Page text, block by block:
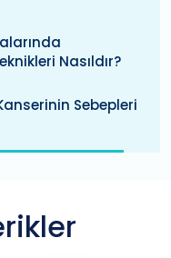
Nasıldır?
Sebepleri